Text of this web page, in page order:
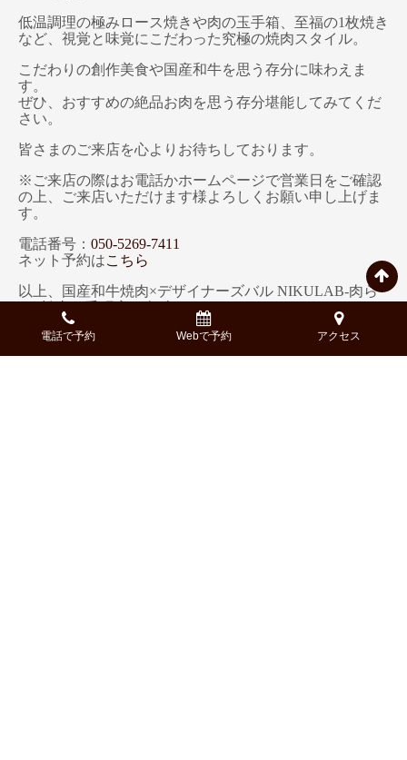
低温調理の極みロース焼きや肉の玉手箱、至福の1枚焼き
など、視覚と味覚にこだわった究極の焼肉スタイル。
こだわりの創作美食や国産和牛を思う存分に味わえま
す。
ぜひ、おすすめの絶品お肉を思う存分堪能してみてくだ
さい。
皆さまのご来店を心よりお待ちしております。
※ご来店の際はお電話かホームページで営業日をご確認
の上、ご来店いただけます様よろしくお願い申し上げま
す。
電話番号： 050-5269-7411
ネット予約はこちら
以上、国産和牛焼肉×デザイナーズバル NIKULAB-肉ら
ぼ- 松山二番町店PR担当でした。
※記事中では一部著作権フリーの画像を使用している場
合がございます。
電話で予約 Webで予約 アクセス